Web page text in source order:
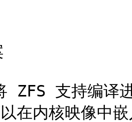
ZFS 支持编译
在内核映像中